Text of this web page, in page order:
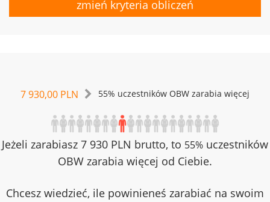
zmień kryteria obliczeń
7 930,00 PLN 55% uczestników OBW zarabia więcej
Jeżeli zarabiasz 7 930 PLN brutto, to 55% uczestników
OBW zarabia więcej od Ciebie.
Chcesz wiedzieć, ile powinieneś zarabiać na swoim